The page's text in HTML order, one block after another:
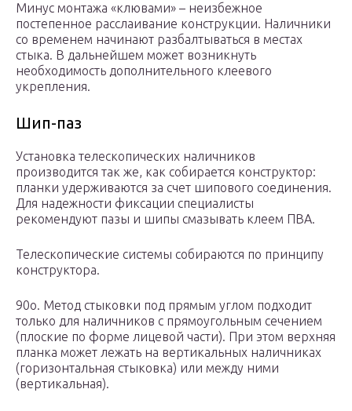
Минус монтажа «клювами» – неизбежное
постепенное расслаивание конструкции. Наличники
со временем начинают разбалтываться в местах
стыка. В дальнейшем может возникнуть
необходимость дополнительного клеевого
укрепления.
Шип-паз
Установка телескопических наличников
производится так же, как собирается конструктор:
планки удерживаются за счет шипового соединения.
Для надежности фиксации специалисты
рекомендуют пазы и шипы смазывать клеем ПВА.
Телескопические системы собираются по принципу
конструктора.
90o. Метод стыковки под прямым углом подходит
только для наличников с прямоугольным сечением
(плоские по форме лицевой части). При этом верхняя
планка может лежать на вертикальных наличниках
(горизонтальная стыковка) или между ними
(вертикальная).